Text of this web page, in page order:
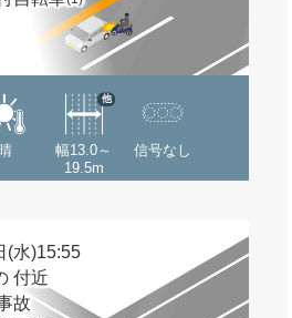
晴
幅13.0～
19.5m
他
信号なし
(水)15:55
付近
故